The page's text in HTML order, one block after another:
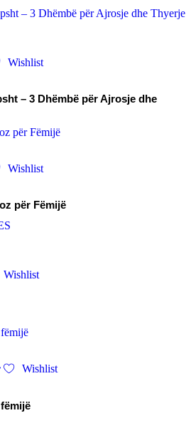
Wishlist
– 3 Dhëmbë për Ajrosje dhe
Wishlist
për Fëmijë
Wishlist
Wishlist